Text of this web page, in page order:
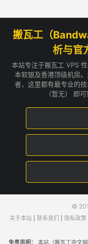
搬瓦工（
析与官
本站专注于搬瓦工 VPS
本软银及香港顶级机房
者，这里都有最专业的
（暂无） 即
©
关于本站| 联系我们 隐私政策